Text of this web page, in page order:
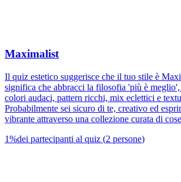
Maximalist
Il quiz estetico suggerisce che il tuo stile è
significa che abbracci la filosofia 'più è
colori audaci, pattern ricchi, mix eclettici e
Probabilmente sei sicuro di te, creativo ed
vibrante attraverso una collezione curata di
1%dei partecipanti al quiz (2 persone)